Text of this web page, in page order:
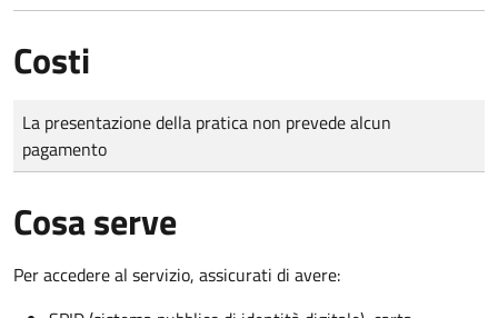
Costi
Tipo di pagamento
Importo
La presentazione della pratica non prevede alcun
pagamento
Cosa serve
Per accedere al servizio, assicurati di avere: